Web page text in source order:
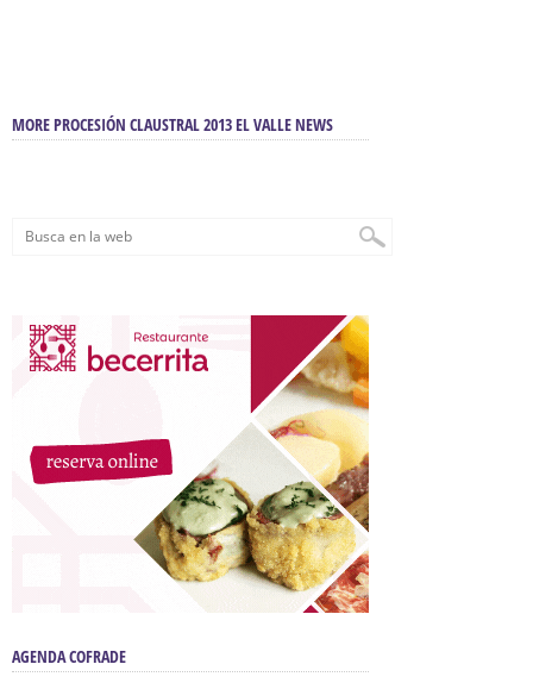
MORE PROCESIÓN CLAUSTRAL 2013 EL VALLE NEWS
AGENDA COFRADE